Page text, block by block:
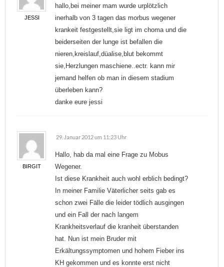
JESSI
hallo,bei meiner mam wurde urplötzlich
inerhalb von 3 tagen das morbus wegener
krankeit festgestellt,sie ligt im choma und die
beiderseiten der lunge ist befallen die
nieren,kreislauf,düalise,blut bekommt
sie,Herzlungen maschiene..ectr. kann mir
jemand helfen ob man in diesem stadium
überleben kann?
danke eure jessi
BIRGIT
29. Januar 2012 um 11:23 Uhr
Hallo, hab da mal eine Frage zu Mobus
Wegener.
Ist diese Krankheit auch wohl erblich bedingt?
In meiner Familie Väterlicher seits gab es
schon zwei Fälle die leider tödlich ausgingen
und ein Fall der nach langem
Krankheitsverlauf die kranheit überstanden
hat. Nun ist mein Bruder mit
Erkältungssymptomen und hohem Fieber ins
KH gekommen und es konnte erst nicht